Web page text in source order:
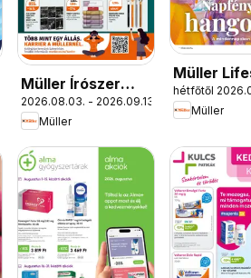
Müller Írószer
ajánlatok
2026.08.03. - 2026.09.13.
Müller
Müller
magazin
hétfőtől
Müller